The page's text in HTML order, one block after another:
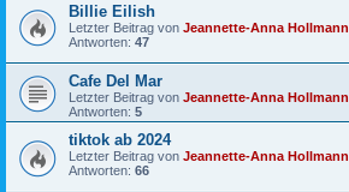
Billie Eilish
Letzter Beitrag von Jeannette-Anna Hollmann
Antworten: 47
Cafe Del Mar
Letzter Beitrag von Jeannette-Anna Hollmann
Antworten: 5
tiktok ab 2024
Letzter Beitrag von Jeannette-Anna Hollmann
Antworten: 66